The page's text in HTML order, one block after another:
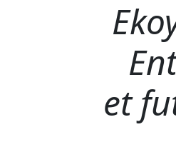
Entre
et